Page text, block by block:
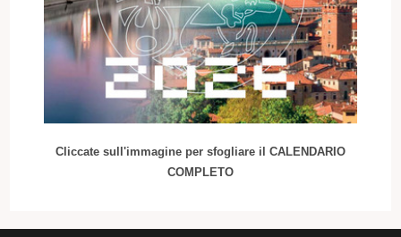
Cliccate sull'immagine per sfogliare il CALENDARIO
COMPLETO